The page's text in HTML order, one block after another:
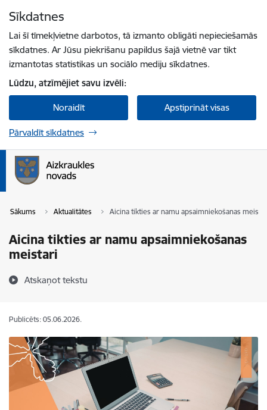
Sīkdatnes
Lai šī tīmekļvietne darbotos, tā izmanto obligāti nepieciešamās
sīkdatnes. Ar Jūsu piekrišanu papildus šajā vietnē var tikt
izmantotas statistikas un sociālo mediju sīkdatnes.
Lūdzu, atzīmējiet savu izvēli:
Noraidīt Apstiprināt visas
Pārvaldīt sīkdatnes
Sākums Aktualitātes Aicina tikties ar namu apsaimniekošanas
Aicina tikties ar namu apsaimniekošanas
meistari
Atskaņot tekstu
Publicēts: 05.06.2026.